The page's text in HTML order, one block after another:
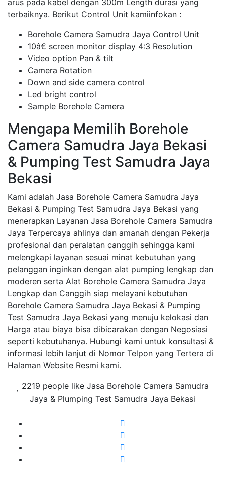
arus pada kabel dengan 300m Length durasi yang
terbaiknya. Berikut Control Unit kamiinfokan :
Borehole Camera Samudra Jaya Control Unit
10â€ screen monitor display 4:3 Resolution
Video option Pan & tilt
Camera Rotation
Down and side camera control
Led bright control
Sample Borehole Camera
Mengapa Memilih Borehole
Camera Samudra Jaya Bekasi
& Pumping Test Samudra Jaya
Bekasi
Kami adalah Jasa Borehole Camera Samudra Jaya
Bekasi & Pumping Test Samudra Jaya Bekasi yang
menerapkan Layanan Jasa Borehole Camera Samudra
Jaya Terpercaya ahlinya dan amanah dengan Pekerja
profesional dan peralatan canggih sehingga kami
melengkapi layanan sesuai minat kebutuhan yang
pelanggan inginkan dengan alat pumping lengkap dan
moderen serta Alat Borehole Camera Samudra Jaya
Lengkap dan Canggih siap melayani kebutuhan
Borehole Camera Samudra Jaya Bekasi & Pumping
Test Samudra Jaya Bekasi yang menuju kelokasi dan
Harga atau biaya bisa dibicarakan dengan Negosiasi
seperti kebutuhanya. Hubungi kami untuk konsultasi &
informasi lebih lanjut di Nomor Telpon yang Tertera di
Halaman Website Resmi kami.
2219 people like Jasa Borehole Camera Samudra
Jaya & Plumping Test Samudra Jaya Bekasi